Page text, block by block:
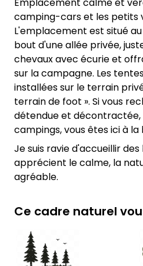
camping-cars et les petits
L'emplacement est situé
bout d'une allée privée,
chevaux avec écurie et
sur la campagne. Les
installées sur le terrain
terrain de foot ». Si vous
détendue et décontractée,
campings, vous êtes ici à la
Je suis ravie d'accueillir
apprécient le calme, la
agréable.
Ce cadre naturel